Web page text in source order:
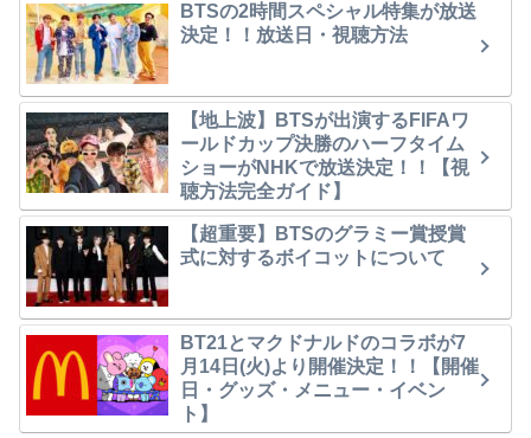
BTSの2時間スペシャル特集が放送
決定！！放送日・視聴方法
【地上波】BTSが出演するFIFAワ
ールドカップ決勝のハーフタイム
ショーがNHKで放送決定！！【視
聴方法完全ガイド】
【超重要】BTSのグラミー賞授賞
式に対するボイコットについて
BT21とマクドナルドのコラボが7
月14日(火)より開催決定！！【開催
日・グッズ・メニュー・イベン
ト】